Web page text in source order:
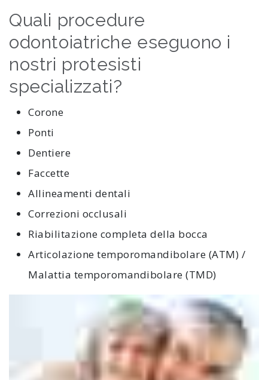
Quali procedure
odontoiatriche eseguono i
nostri protesisti
specializzati?
Corone
Ponti
Dentiere
Faccette
Allineamenti dentali
Correzioni occlusali
Riabilitazione completa della bocca
Articolazione temporomandibolare (ATM) /
Malattia temporomandibolare (TMD)